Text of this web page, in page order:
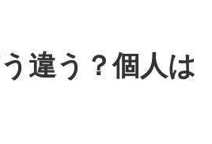
違う？個人は